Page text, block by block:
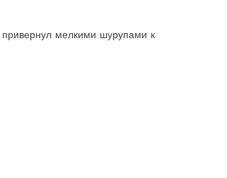
мелкими шурупами к